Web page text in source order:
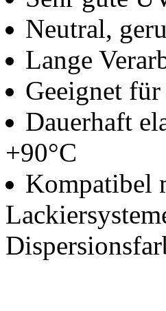
Neutral,
Lange
Geeignet
Dauerhaft
+90°C
Kompatibel